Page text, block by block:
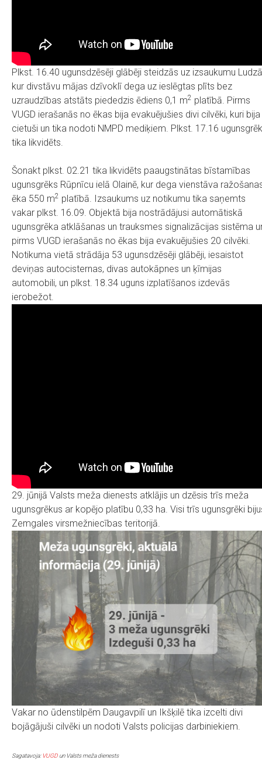
Plkst. 16.40 ugunsdzēsēji glābēji steidzās uz izsaukumu
kur divstāvu mājas dzīvoklī dega uz ieslēgtas plīts bez
uzraudzības atstāts piededzis ēdiens 0,1 m2 platībā. Pirms
VUGD ierašanās no ēkas bija evakuējušies divi cilvēki, kuri bija
cietuši un tika nodoti NMPD mediķiem. Plkst. 17.16
tika likvidēts.
Šonakt plkst. 02.21 tika likvidēts paaugstinātas bīstamības
ugunsgrēks Rūpnīcu ielā Olainē, kur dega vienstāva
ēka 550 m2 platībā. Izsaukums uz notikumu tika saņemts
vakar plkst. 16.09. Objektā bija nostrādājusi automātiskā
ugunsgrēka atklāšanas un trauksmes signalizācijas sistēma
pirms VUGD ierašanās no ēkas bija evakuējušies 20 cilvēki.
Notikuma vietā strādāja 53 ugunsdzēsēji glābēji, iesaistot
deviņas autocisternas, divas autokāpnes un ķīmijas
automobili, un plkst. 18.34 uguns izplatīšanos izdevās
ierobežot.
29. jūnijā Valsts meža dienests atklājis un dzēsis trīs meža
ugunsgrēkus ar kopējo platību 0,33 ha. Visi trīs ugunsgrēki
Zemgales virsmežniecības teritorijā.
Vakar no ūdenstilpēm Daugavpilī un Ikšķilē tika izcelti divi
bojāgājuši cilvēki un nodoti Valsts policijas darbiniekiem.
Sagatavoja: VUGD un Valsts meža dienests